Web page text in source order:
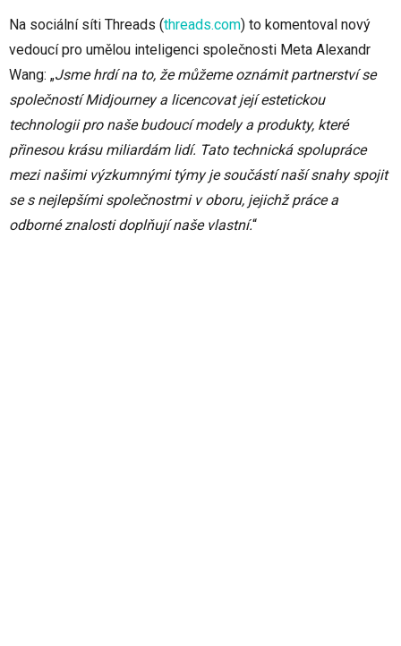
Na sociální síti Threads (threads.com) to komentoval nový
vedoucí pro umělou inteligenci společnosti Meta Alexandr
Wang: „Jsme hrdí na to, že můžeme oznámit partnerství se
společností Midjourney a licencovat její estetickou
technologii pro naše budoucí modely a produkty, které
přinesou krásu miliardám lidí. Tato technická spolupráce
mezi našimi výzkumnými týmy je součástí naší snahy spojit
se s nejlepšími společnostmi v oboru, jejichž práce a
odborné znalosti doplňují naše vlastní.“